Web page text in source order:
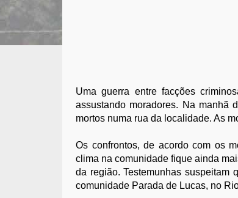
Uma guerra entre facções
assustando moradores. Na manhã
mortos numa rua da localidade. As
Os confrontos, de acordo com os
clima na comunidade fique ainda
da região. Testemunhas suspeitam
comunidade Parada de Lucas, no